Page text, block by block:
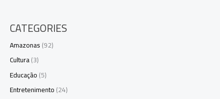
CATEGORIES
Amazonas(92)
Cultura(3)
Educação(5)
Entretenimento(24)